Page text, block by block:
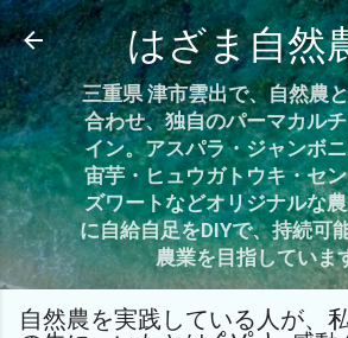
スキップしてメイン コン
はざま自然
三重県 津市雲出で、自然農
合わせ、独自のパーマカル
イン。アスパラ・ジャンボ
宙芋・ヒュウガトウキ・セ
ズワートなどオリジナルな
に自給自足をDIYで、持続可
農業を目指していま
自然農を実践している人が、